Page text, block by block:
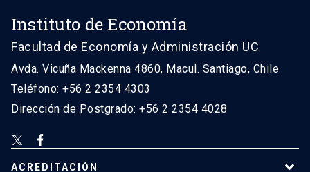
Instituto de Economía
Facultad de Economía y Administración UC
Avda. Vicuña Mackenna 4860, Macul. Santiago, Chile
Teléfono: +56 2 2354 4303
Dirección de Postgrado: +56 2 2354 4028
ACREDITACIÓN